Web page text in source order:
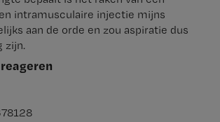
intramusculaire injectie mijns
aan de orde en zou aspiratie dus
zijn.